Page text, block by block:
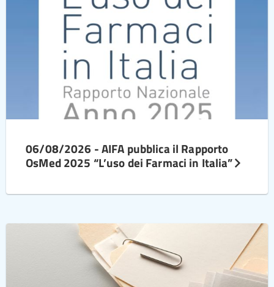
06/08/2026 - AIFA pubblica il Rapporto
OsMed 2025 “L’uso dei Farmaci in Italia”